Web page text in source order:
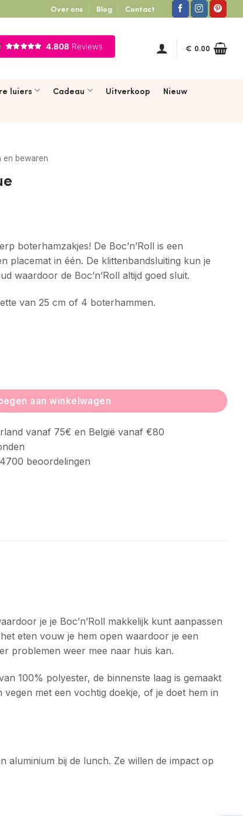
Over ons Blog Contact
€ 0.00
luiers Cadeau Uitverkoop
Nieuw
en bewaren
boterhamzakjes! De Boc’n’Roll is een
placemat in één. De klittenbandsluiting kun je
waardoor de Boc’n’Roll altijd goed sluit.
van 25 cm of 4 boterhammen.
aan winkelwagen
vanaf 75€ en België vanaf €80
beoordelingen
je je Boc’n’Roll makkelijk kunt aanpassen
eten vouw je hem open waardoor je een
problemen weer mee naar huis kan.
100% polyester, de binnenste laag is gemaakt
met een vochtig doekje, of je doet hem in
aluminium bij de lunch. Ze willen de impact op